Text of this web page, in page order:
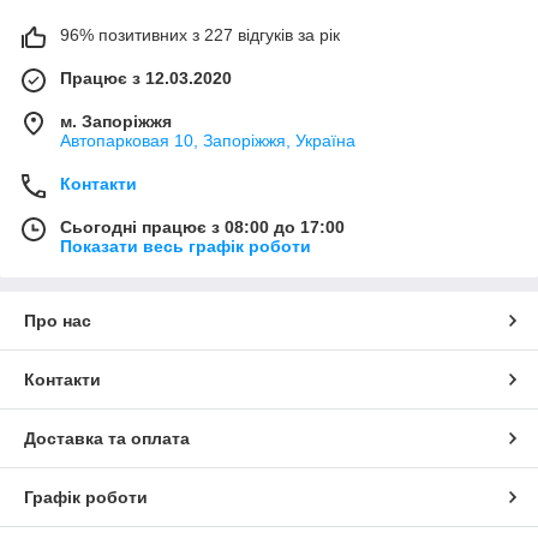
96% позитивних з 227 відгуків за рік
Працює з 12.03.2020
м. Запоріжжя
Автопарковая 10, Запоріжжя, Україна
Контакти
Сьогодні працює з 08:00 до 17:00
Показати весь графік роботи
Про нас
Контакти
Доставка та оплата
Графік роботи